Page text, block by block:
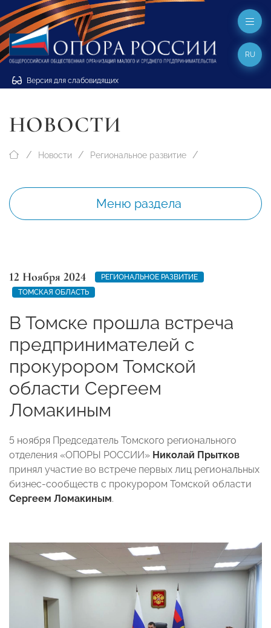
Версия для слабовидящих
RU
НОВОСТИ
Новости Региональное развитие
Меню раздела
12 Ноября 2024
РЕГИОНАЛЬНОЕ РАЗВИТИЕ
ТОМСКАЯ ОБЛАСТЬ
В Томске прошла встреча
предпринимателей с
прокурором Томской
области Сергеем
Ломакиным
5 ноября Председатель Томского регионального
отделения «ОПОРЫ РОССИИ» Николай Прытков
принял участие во встрече первых лиц региональных
бизнес-сообществ с прокурором Томской области
Сергеем Ломакиным.